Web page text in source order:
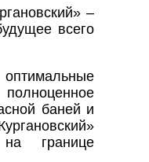
–
всего
баней и
границе